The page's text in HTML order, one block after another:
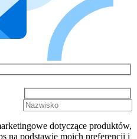
dotyczące produktów,
na podstawie moich preferencji i